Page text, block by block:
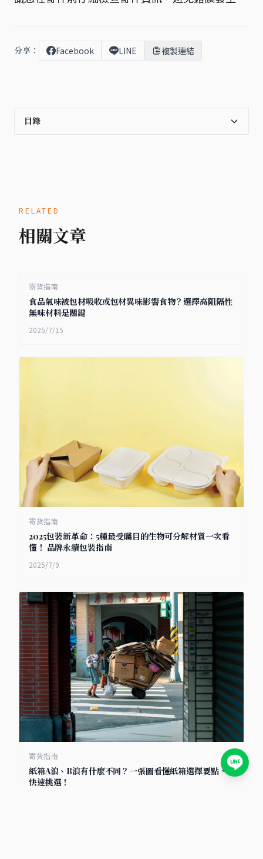
分享： Facebook LINE 複製連結
目錄
RELATED
相關文章
寄貨指南
食品氣味被包材吸收或包材異味影響食物？選擇高阻隔性
無味材料是關鍵
2025/7/15
寄貨指南
2025包裝新革命：5種最受矚目的生物可分解材質一次看
懂！ 品牌永續包裝指南
2025/7/9
寄貨指南
紙箱A浪、B浪有什麼不同？一張圖看懂紙箱選擇要點，
快速挑選！